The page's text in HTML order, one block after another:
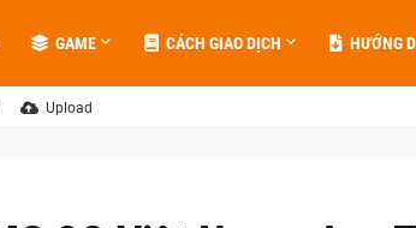
GAME CÁCH GIAO DỊCH HƯỚNG
Upload